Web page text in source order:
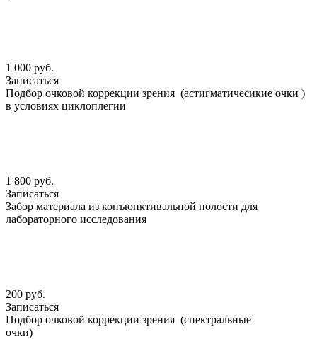
1 000 руб.
Записаться
Подбор очковой коррекции зрения (астигматичесикие очки )
в условиях циклоплегии
1 800 руб.
Записаться
Забор материала из конъюнктивальной полости для
лабораторного исследования
200 руб.
Записаться
Подбор очковой коррекции зрения (спектральные
очки)